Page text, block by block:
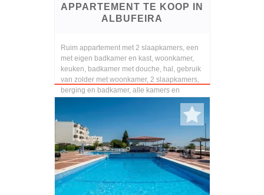
APPARTEMENT TE KOOP IN
ALBUFEIRA
Ruim appartement met 2 slaapkamers, een
met eigen badkamer en kast, woonkamer,
keuken, badkamer met douche, hal, gebruik
van zolder met woonkamer, 2 slaapkamers,
berging en badkamer, alle kamers en